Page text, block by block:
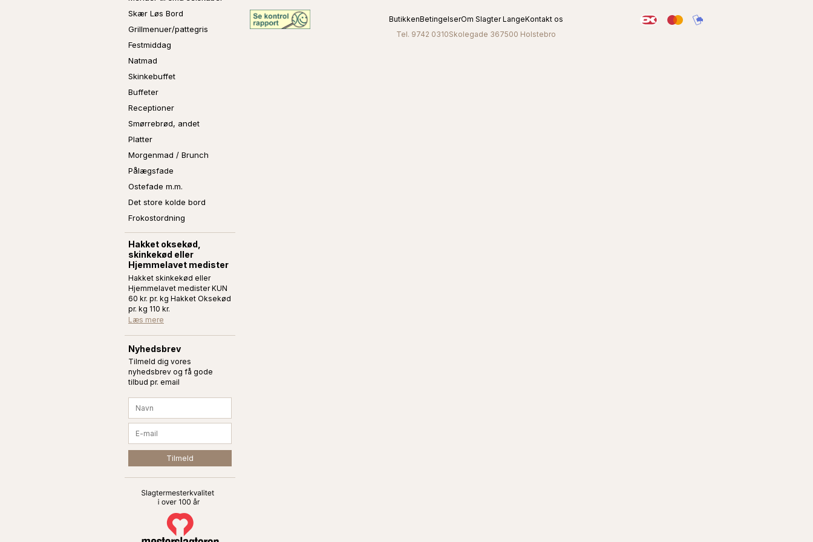
Skær Løs Bord
Grillmenuer/pattegris
Festmiddag
Natmad
Skinkebuffet
Buffeter
Receptioner
Smørrebrød, andet
Platter
Morgenmad / Brunch
Pålægsfade
Ostefade m.m.
Det store kolde bord
Frokostordning
Hakket oksekød,
skinkekød eller
Hjemmelavet medister
Hakket skinkekød eller
Hjemmelavet medister KUN
60 kr. pr. kg Hakket Oksekød
pr. kg 110 kr.
Læs mere
Nyhedsbrev
Tilmeld dig vores
nyhedsbrev og få gode
tilbud pr. email
ButikkenBetingelserOm Slagter LangeKontakt os
Tel. 9742 0310Skolegade 367500 Holstebro